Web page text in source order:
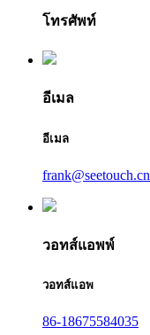
โทรศัพท์
อีเมล
อีเมล
frank@seetouch.cn
วอทส์แอพพ์
วอทส์แอพ
86-18675584035